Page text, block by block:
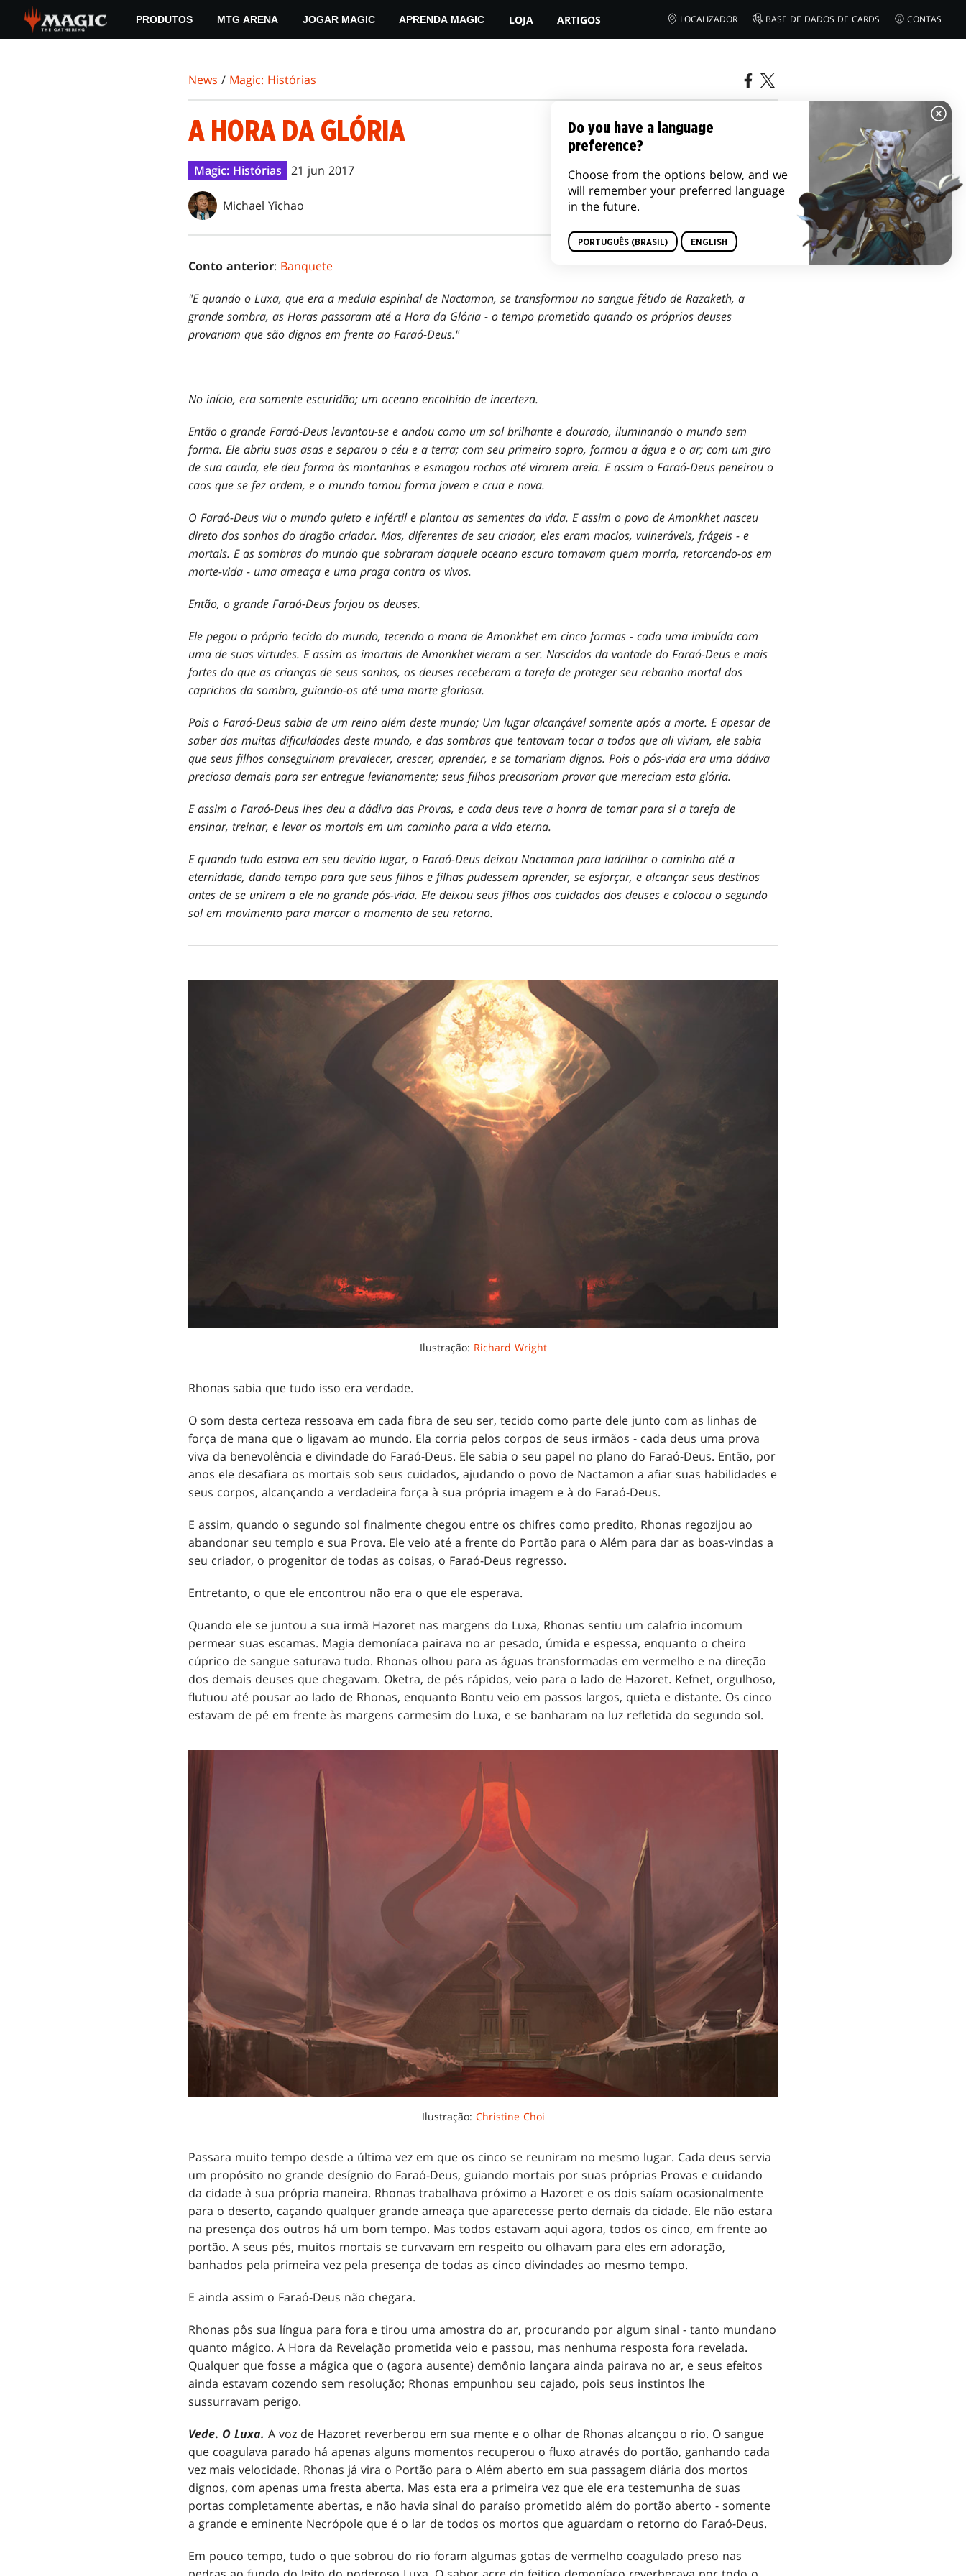
main
PRODUTOS MTG ARENA JOGAR MAGIC APRENDA MAGIC LOJA ARTIGOS LOCALIZADOR BASE DE DADOS DE CARDS CONTAS
News / Magic: Histórias
A HORA DA GLÓRIA
Magic: Histórias 21 jun 2017
Michael Yichao
Conto anterior: Banquete
"E quando o Luxa, que era a medula espinhal de Nactamon, se transformou no sangue fétido de Razaketh, a
grande sombra, as Horas passaram até a Hora da Glória - o tempo prometido quando os próprios deuses
provariam que são dignos em frente ao Faraó-Deus."
No início, era somente escuridão; um oceano encolhido de incerteza.
Então o grande Faraó-Deus levantou-se e andou como um sol brilhante e dourado, iluminando o mundo sem
forma. Ele abriu suas asas e separou o céu e a terra; com seu primeiro sopro, formou a água e o ar; com um giro
de sua cauda, ele deu forma às montanhas e esmagou rochas até virarem areia. E assim o Faraó-Deus peneirou o
caos que se fez ordem, e o mundo tomou forma jovem e crua e nova.
O Faraó-Deus viu o mundo quieto e infértil e plantou as sementes da vida. E assim o povo de Amonkhet nasceu
direto dos sonhos do dragão criador. Mas, diferentes de seu criador, eles eram macios, vulneráveis, frágeis - e
mortais. E as sombras do mundo que sobraram daquele oceano escuro tomavam quem morria, retorcendo-os em
morte-vida - uma ameaça e uma praga contra os vivos.
Então, o grande Faraó-Deus forjou os deuses.
Ele pegou o próprio tecido do mundo, tecendo o mana de Amonkhet em cinco formas - cada uma imbuída com
uma de suas virtudes. E assim os imortais de Amonkhet vieram a ser. Nascidos da vontade do Faraó-Deus e mais
fortes do que as crianças de seus sonhos, os deuses receberam a tarefa de proteger seu rebanho mortal dos
caprichos da sombra, guiando-os até uma morte gloriosa.
Pois o Faraó-Deus sabia de um reino além deste mundo; Um lugar alcançável somente após a morte. E apesar de
saber das muitas dificuldades deste mundo, e das sombras que tentavam tocar a todos que ali viviam, ele sabia
que seus filhos conseguiriam prevalecer, crescer, aprender, e se tornariam dignos. Pois o pós-vida era uma dádiva
preciosa demais para ser entregue levianamente; seus filhos precisariam provar que mereciam esta glória.
E assim o Faraó-Deus lhes deu a dádiva das Provas, e cada deus teve a honra de tomar para si a tarefa de
ensinar, treinar, e levar os mortais em um caminho para a vida eterna.
E quando tudo estava em seu devido lugar, o Faraó-Deus deixou Nactamon para ladrilhar o caminho até a
eternidade, dando tempo para que seus filhos e filhas pudessem aprender, se esforçar, e alcançar seus destinos
antes de se unirem a ele no grande pós-vida. Ele deixou seus filhos aos cuidados dos deuses e colocou o segundo
sol em movimento para marcar o momento de seu retorno.
Ilustração: Richard Wright
Rhonas sabia que tudo isso era verdade.
O som desta certeza ressoava em cada fibra de seu ser, tecido como parte dele junto com as linhas de
força de mana que o ligavam ao mundo. Ela corria pelos corpos de seus irmãos - cada deus uma prova
viva da benevolência e divindade do Faraó-Deus. Ele sabia o seu papel no plano do Faraó-Deus. Então, por
anos ele desafiara os mortais sob seus cuidados, ajudando o povo de Nactamon a afiar suas habilidades e
seus corpos, alcançando a verdadeira força à sua própria imagem e à do Faraó-Deus.
E assim, quando o segundo sol finalmente chegou entre os chifres como predito, Rhonas regozijou ao
abandonar seu templo e sua Prova. Ele veio até a frente do Portão para o Além para dar as boas-vindas a
seu criador, o progenitor de todas as coisas, o Faraó-Deus regresso.
Entretanto, o que ele encontrou não era o que ele esperava.
Quando ele se juntou a sua irmã Hazoret nas margens do Luxa, Rhonas sentiu um calafrio incomum
permear suas escamas. Magia demoníaca pairava no ar pesado, úmida e espessa, enquanto o cheiro
cúprico de sangue saturava tudo. Rhonas olhou para as águas transformadas em vermelho e na direção
dos demais deuses que chegavam. Oketra, de pés rápidos, veio para o lado de Hazoret. Kefnet, orgulhoso,
flutuou até pousar ao lado de Rhonas, enquanto Bontu veio em passos largos, quieta e distante. Os cinco
estavam de pé em frente às margens carmesim do Luxa, e se banharam na luz refletida do segundo sol.
Ilustração: Christine Choi
Passara muito tempo desde a última vez em que os cinco se reuniram no mesmo lugar. Cada deus servia
um propósito no grande desígnio do Faraó-Deus, guiando mortais por suas próprias Provas e cuidando
da cidade à sua própria maneira. Rhonas trabalhava próximo a Hazoret e os dois saíam ocasionalmente
para o deserto, caçando qualquer grande ameaça que aparecesse perto demais da cidade. Ele não estara
na presença dos outros há um bom tempo. Mas todos estavam aqui agora, todos os cinco, em frente ao
portão. A seus pés, muitos mortais se curvavam em respeito ou olhavam para eles em adoração,
banhados pela primeira vez pela presença de todas as cinco divindades ao mesmo tempo.
E ainda assim o Faraó-Deus não chegara.
Rhonas pôs sua língua para fora e tirou uma amostra do ar, procurando por algum sinal - tanto mundano
quanto mágico. A Hora da Revelação prometida veio e passou, mas nenhuma resposta fora revelada.
Qualquer que fosse a mágica que o (agora ausente) demônio lançara ainda pairava no ar, e seus efeitos
ainda estavam cozendo sem resolução; Rhonas empunhou seu cajado, pois seus instintos lhe
sussurravam perigo.
Vede. O Luxa. A voz de Hazoret reverberou em sua mente e o olhar de Rhonas alcançou o rio. O sangue
que coagulava parado há apenas alguns momentos recuperou o fluxo através do portão, ganhando cada
vez mais velocidade. Rhonas já vira o Portão para o Além aberto em sua passagem diária dos mortos
dignos, com apenas uma fresta aberta. Mas esta era a primeira vez que ele era testemunha de suas
portas completamente abertas, e não havia sinal do paraíso prometido além do portão aberto - somente
a grande e eminente Necrópole que é o lar de todos os mortos que aguardam o retorno do Faraó-Deus.
Em pouco tempo, tudo o que sobrou do rio foram algumas gotas de vermelho coagulado preso nas
Do you have a language
preference?
Choose from the options below, and we
will remember your preferred language
in the future.
PORTUGUÊS (BRASIL) ENGLISH